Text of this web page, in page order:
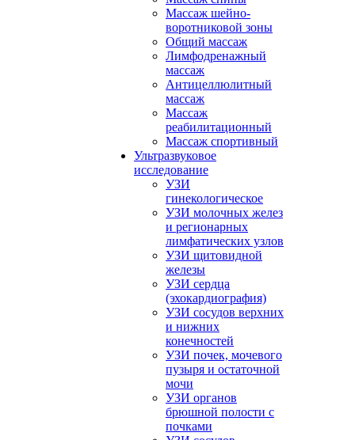
Массаж шейно-
воротниковой зоны
Общий массаж
Лимфодренажный
массаж
Антицеллюлитный
массаж
Массаж
реабилитационный
Массаж спортивный
Ультразвуковое
исследование
УЗИ
гинекологическое
УЗИ молочных желез
и регионарных
лимфатических узлов
УЗИ щитовидной
железы
УЗИ сердца
(эхокардиография)
УЗИ сосудов верхних
и нижних
конечностей
УЗИ почек, мочевого
пузыря и остаточной
мочи
УЗИ органов
брюшной полости с
почками